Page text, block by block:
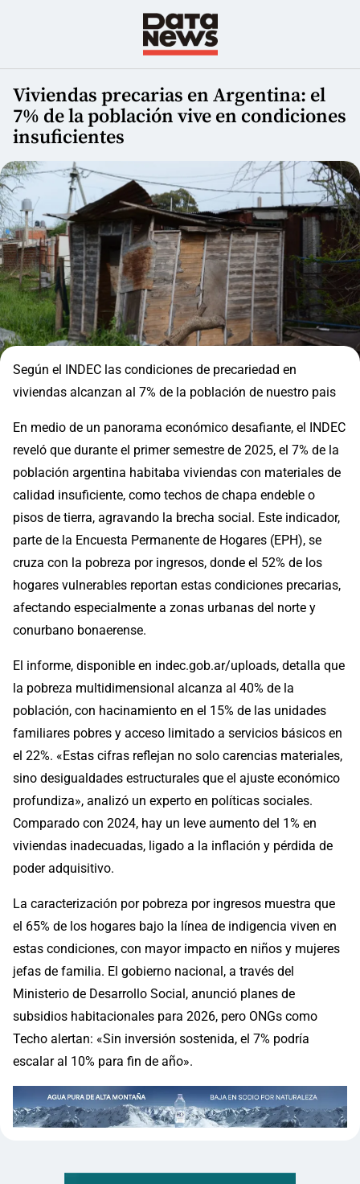
Viviendas precarias en Argentina: el
7% de la población vive en condiciones
insuficientes
Según el INDEC las condiciones de precariedad en
viviendas alcanzan al 7% de la población de nuestro pais
En medio de un panorama económico desafiante, el INDEC
reveló que durante el primer semestre de 2025, el 7% de la
población argentina habitaba viviendas con materiales de
calidad insuficiente, como techos de chapa endeble o
pisos de tierra, agravando la brecha social. Este indicador,
parte de la Encuesta Permanente de Hogares (EPH), se
cruza con la pobreza por ingresos, donde el 52% de los
hogares vulnerables reportan estas condiciones precarias,
afectando especialmente a zonas urbanas del norte y
conurbano bonaerense.
El informe, disponible en indec.gob.ar/uploads, detalla que
la pobreza multidimensional alcanza al 40% de la
población, con hacinamiento en el 15% de las unidades
familiares pobres y acceso limitado a servicios básicos en
el 22%. «Estas cifras reflejan no solo carencias materiales,
sino desigualdades estructurales que el ajuste económico
profundiza», analizó un experto en políticas sociales.
Comparado con 2024, hay un leve aumento del 1% en
viviendas inadecuadas, ligado a la inflación y pérdida de
poder adquisitivo.
La caracterización por pobreza por ingresos muestra que
el 65% de los hogares bajo la línea de indigencia viven en
estas condiciones, con mayor impacto en niños y mujeres
jefas de familia. El gobierno nacional, a través del
Ministerio de Desarrollo Social, anunció planes de
subsidios habitacionales para 2026, pero ONGs como
Techo alertan: «Sin inversión sostenida, el 7% podría
escalar al 10% para fin de año».